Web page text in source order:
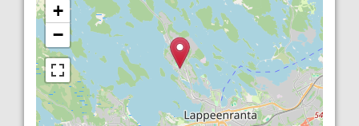
+
−